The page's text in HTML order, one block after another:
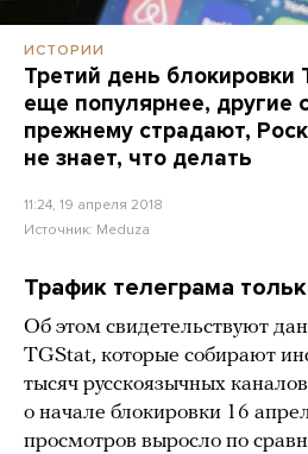
ИСТОРИИ
Третий день блокировки
еще популярнее, другие
прежнему страдают,
не знает, что делать
11:24, 19 апреля 2018
Источник: Meduza
Трафик телеграма
Об этом свидетельствуют
TGStat, которые собирают
тысяч русскоязычных
о начале блокировки 16
просмотров выросло по